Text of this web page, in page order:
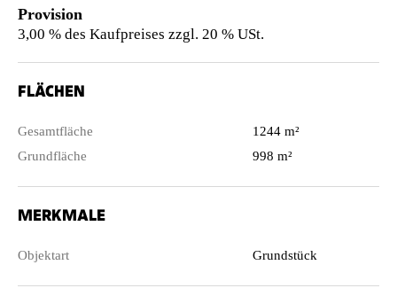
Provision
3,00 % des Kaufpreises zzgl. 20 % USt.
FLÄCHEN
Gesamtfläche
1244 m²
Grundfläche
998 m²
MERKMALE
Objektart Grundstück